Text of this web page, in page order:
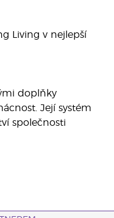
Living v nejlepší
doplňky
Její systém
společnosti